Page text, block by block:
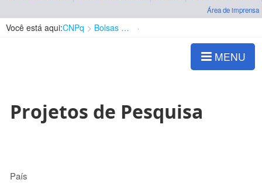
Área de imprensa
Você está aqui:CNPq Bolsas e Auxílios Vigentes
MENU
Projetos de Pesquisa
País